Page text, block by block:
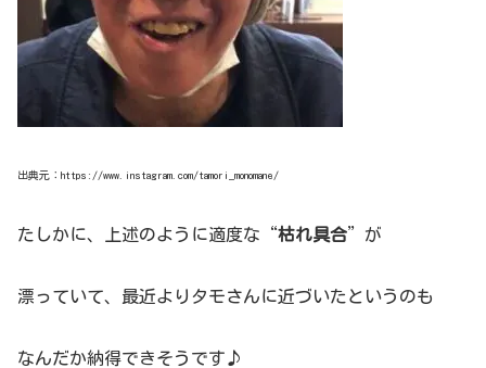
出典元：https://www.instagram.com/tamori_monomane/
たしかに、上述のように適度な“枯れ具合”が
漂っていて、最近よりタモさんに近づいたというのも
なんだか納得できそうです♪